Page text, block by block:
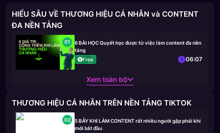
HIỂU SÂU VỀ THƯƠNG HIỆU CÁ NHÂN và CONTENT
ĐA NỀN TẢNG
01
6 BÀI HỌC Quyết học được từ việc làm content đa nền
tảng
Free
06:07
Xem toàn bộ
THƯƠNG HIỆU CÁ NHÂN TRÊN NỀN TẢNG TIKTOK
02
5 BẪY KHI LÀM CONTENT rất nhiều người gặp phải khi
mới bắt đầu